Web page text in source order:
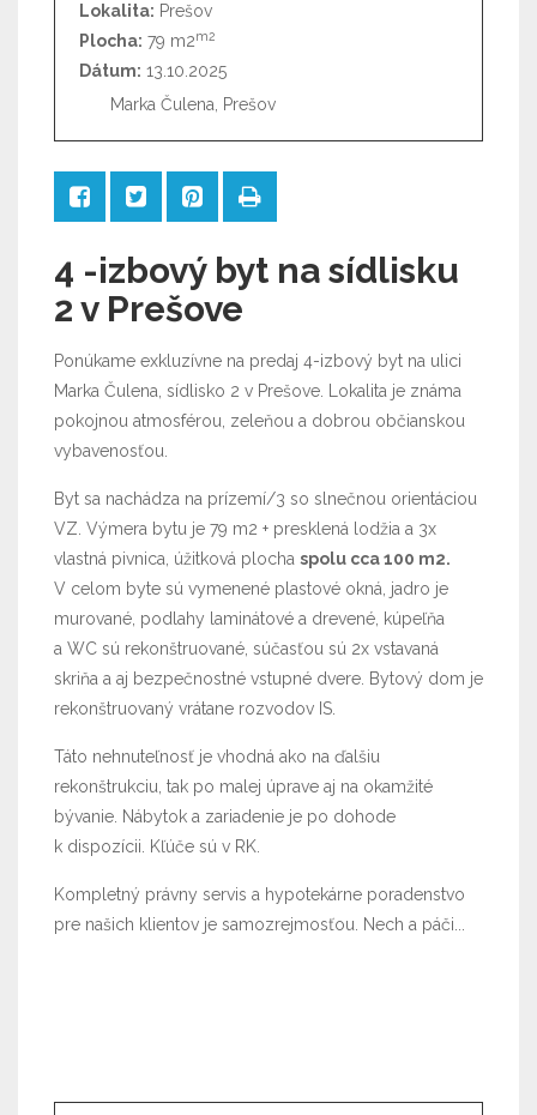
Lokalita: Prešov
Plocha: 79 m2m2
Dátum: 13.10.2025
Marka Čulena, Prešov
4 -izbový byt na sídlisku
2 v Prešove
Ponúkame exkluzívne na predaj 4-izbový byt na ulici
Marka Čulena, sídlisko 2 v Prešove. Lokalita je známa
pokojnou atmosférou, zeleňou a dobrou občianskou
vybavenosťou.
Byt sa nachádza na prízemí/3 so slnečnou orientáciou
VZ. Výmera bytu je 79 m2 + presklená lodžia a 3x
vlastná pivnica, úžitková plocha spolu cca 100 m2.
V celom byte sú vymenené plastové okná, jadro je
murované, podlahy laminátové a drevené, kúpeľňa
a WC sú rekonštruované, súčasťou sú 2x vstavaná
skriňa a aj bezpečnostné vstupné dvere. Bytový dom je
rekonštruovaný vrátane rozvodov IS.
Táto nehnuteľnosť je vhodná ako na ďalšiu
rekonštrukciu, tak po malej úprave aj na okamžité
bývanie. Nábytok a zariadenie je po dohode
k dispozícii. Kľúče sú v RK.
Kompletný právny servis a hypotekárne poradenstvo
pre našich klientov je samozrejmosťou. Nech a páči...